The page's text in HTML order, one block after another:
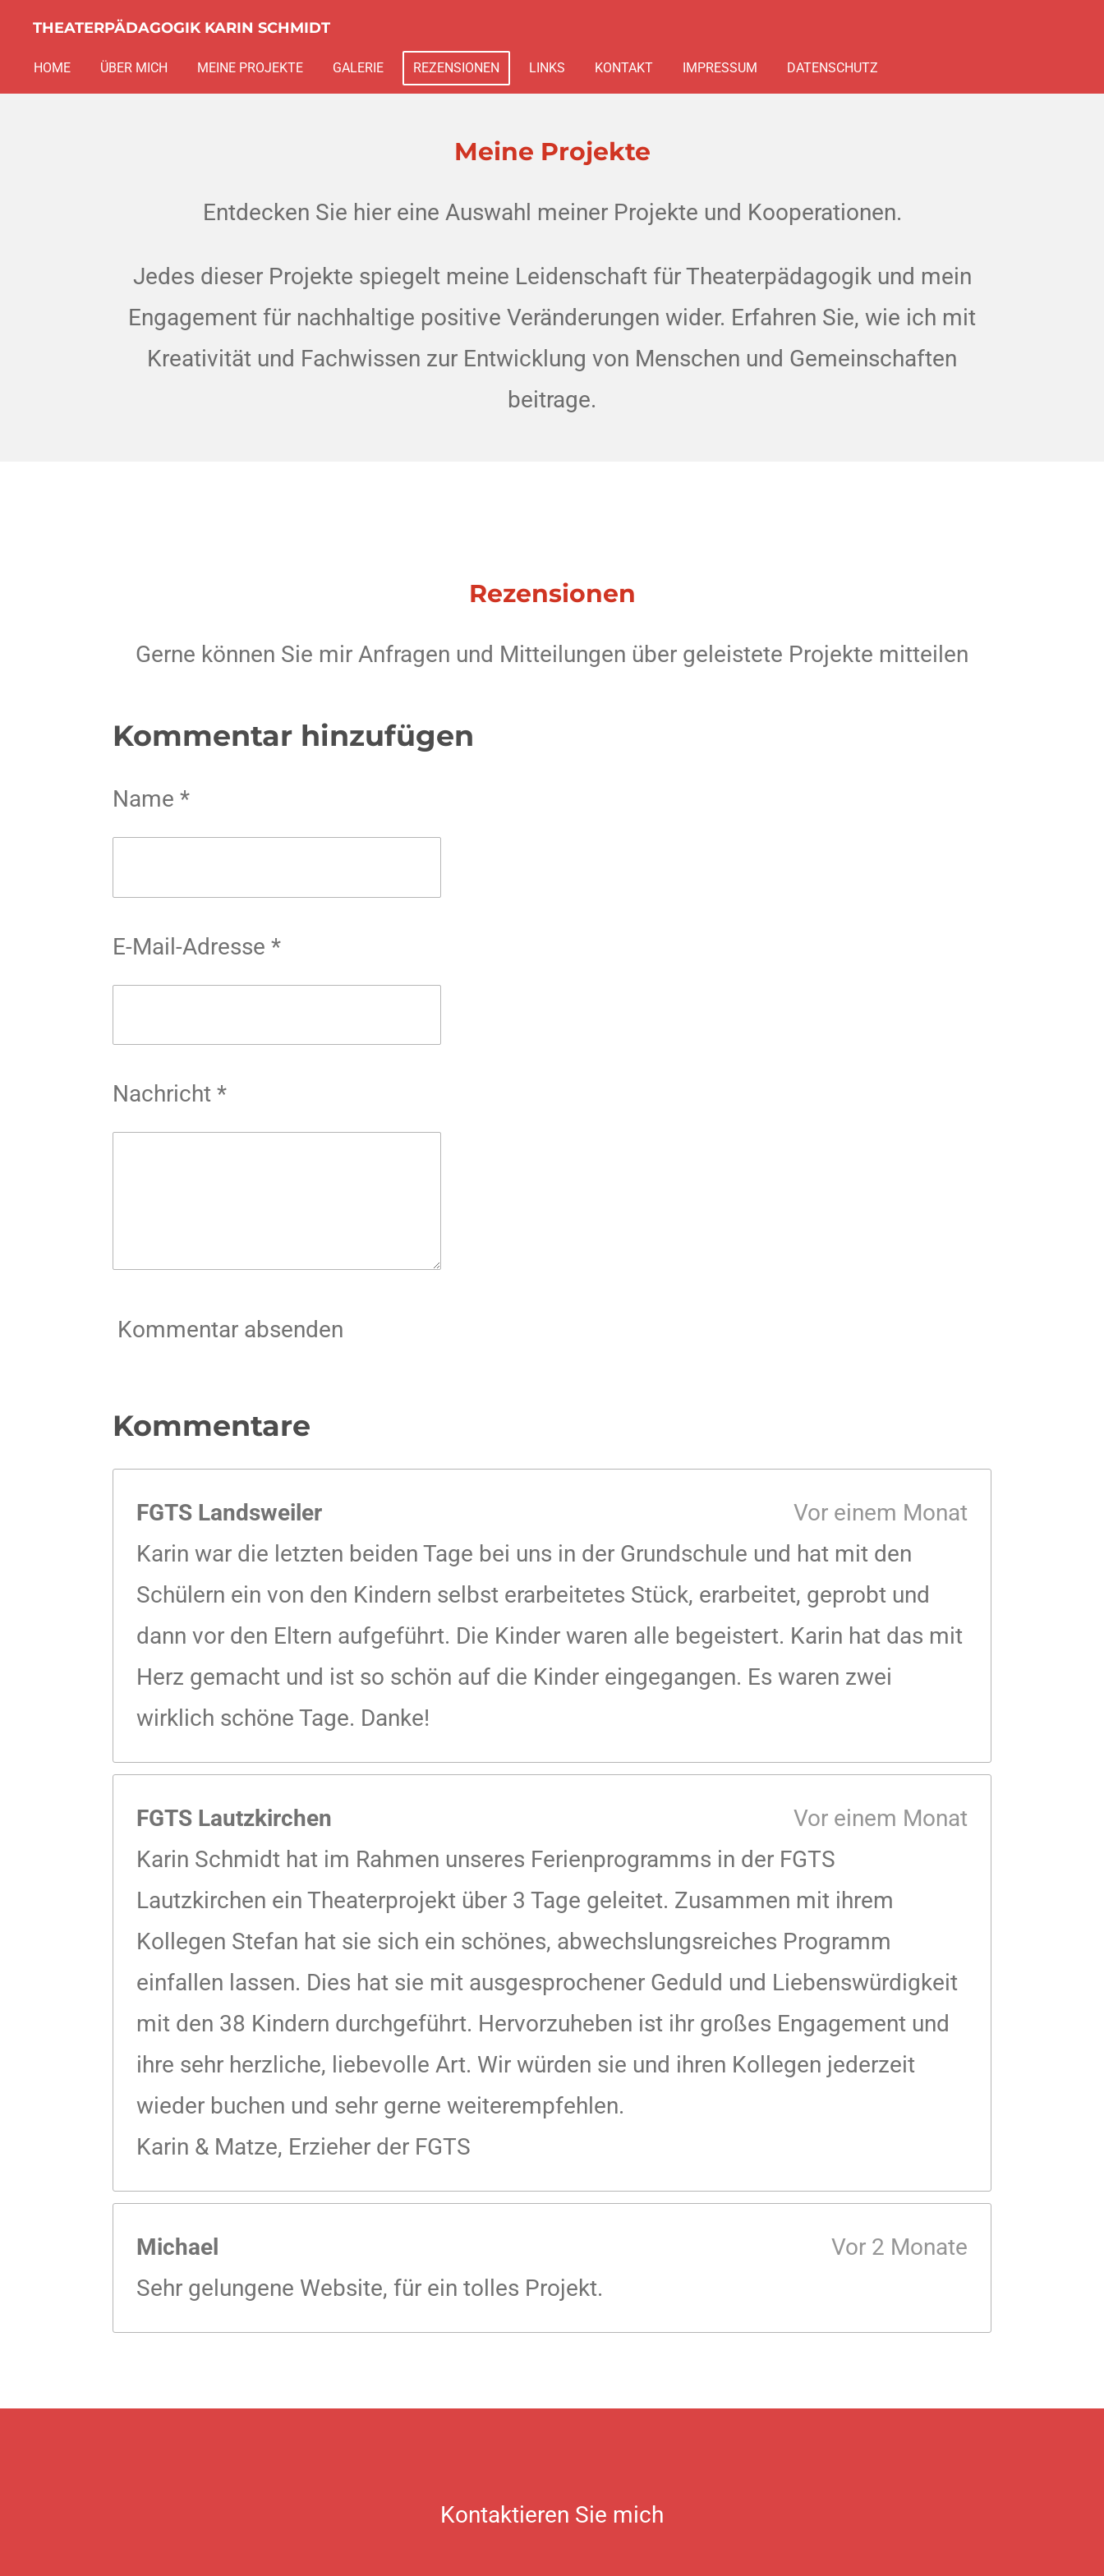
Zum
Hauptinhalt
THEATERPÄDAGOGIK KARIN SCHMIDT
HOME ÜBER MICH MEINE PROJEKTE GALERIE REZENSIONEN LINKS KONTAKT IMPRESSUM DATENSCHUTZ
Meine Projekte
Entdecken Sie hier eine Auswahl meiner Projekte und Kooperationen.
Jedes dieser Projekte spiegelt meine Leidenschaft für Theaterpädagogik und mein
Engagement für nachhaltige positive Veränderungen wider. Erfahren Sie, wie ich mit
Kreativität und Fachwissen zur Entwicklung von Menschen und Gemeinschaften
beitrage.
Rezensionen
Gerne können Sie mir Anfragen und Mitteilungen über geleistete Projekte mitteilen
Kommentar hinzufügen
Name *
E-Mail-Adresse *
Nachricht *
Kommentar absenden
Kommentare
FGTS Landsweiler
Vor einem Monat
Karin war die letzten beiden Tage bei uns in der Grundschule und hat mit den
Schülern ein von den Kindern selbst erarbeitetes Stück, erarbeitet, geprobt und
dann vor den Eltern aufgeführt. Die Kinder waren alle begeistert. Karin hat das mit
Herz gemacht und ist so schön auf die Kinder eingegangen. Es waren zwei
wirklich schöne Tage. Danke!
FGTS Lautzkirchen
Vor einem Monat
Karin Schmidt hat im Rahmen unseres Ferienprogramms in der FGTS
Lautzkirchen ein Theaterprojekt über 3 Tage geleitet. Zusammen mit ihrem
Kollegen Stefan hat sie sich ein schönes, abwechslungsreiches Programm
einfallen lassen. Dies hat sie mit ausgesprochener Geduld und Liebenswürdigkeit
mit den 38 Kindern durchgeführt. Hervorzuheben ist ihr großes Engagement und
ihre sehr herzliche, liebevolle Art. Wir würden sie und ihren Kollegen jederzeit
wieder buchen und sehr gerne weiterempfehlen.
Karin & Matze, Erzieher der FGTS
Michael
Vor 2 Monate
Sehr gelungene Website, für ein tolles Projekt.
Kontaktieren Sie mich